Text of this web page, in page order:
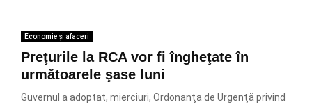
Economie și afaceri
Preţurile la RCA vor fi îngheţate în
următoarele şase luni
Guvernul a adoptat, mierciuri, Ordonanţa de Urgenţă privind